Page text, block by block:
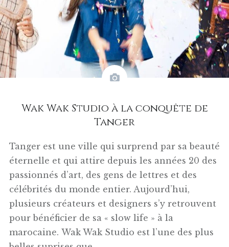
Wak Wak Studio à la conquête de
Tanger
Tanger est une ville qui surprend par sa beauté
éternelle et qui attire depuis les années 20 des
passionnés d’art, des gens de lettres et des
célébrités du monde entier. Aujourd’hui,
plusieurs créateurs et designers s’y retrouvent
pour bénéficier de sa « slow life » à la
marocaine. Wak Wak Studio est l’une des plus